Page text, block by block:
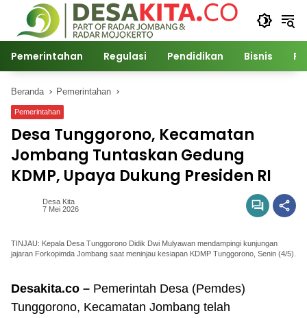
Langsung
konten
Pemerintahan Regulasi Pendidikan Bisnis
Beranda Pemerintahan
Pemerintahan
Desa Tunggorono, Kecamatan
Jombang Tuntaskan Gedung
KDMP, Upaya Dukung Presiden RI
Desa Kita
7 Mei 2026
TINJAU: Kepala Desa Tunggorono Didik Dwi Mulyawan mendampingi kunjungan
jajaran Forkopimda Jombang saat meninjau kesiapan KDMP Tunggorono, Senin (4/5).
Desakita.co – Pemerintah Desa (Pemdes)
Tunggorono, Kecamatan Jombang telah